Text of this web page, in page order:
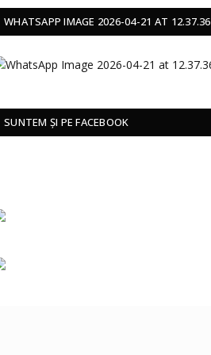
WHATSAPP IMAGE 2026-04-21 AT 12.37.36
SUNTEM ȘI PE FACEBOOK